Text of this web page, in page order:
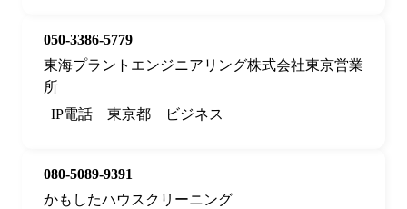
050-3386-5779
東海プラントエンジニアリング株式会社東京営業
所
IP電話
東京都 ビジネス
080-5089-9391
かもしたハウスクリーニング